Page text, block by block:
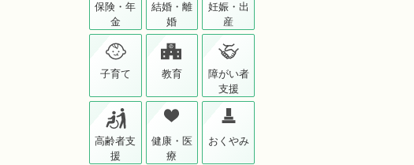
保険・年
金
結婚・離
婚
妊娠・出
産
子育て 教育
障がい者
支援
高齢者支
援
健康・医
療
おくやみ